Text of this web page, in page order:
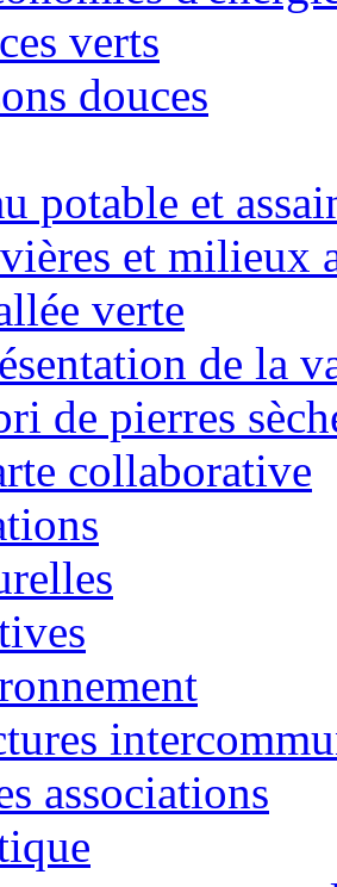
verts
douces
potable et
et milieux
verte
de la
de pierres
collaborative
associations